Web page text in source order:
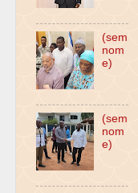
(sem
nom
e)
(sem
nom
e)